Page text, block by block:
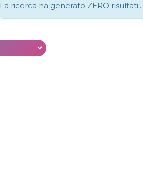
La ricerca ha generato ZERO risultati...